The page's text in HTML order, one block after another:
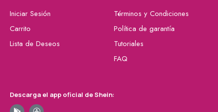
Iniciar Sesión
Carrito
Lista de Deseos
Términos y Condiciones
Política de garantía
Tutoriales
FAQ
Descarga el app oficial de Shein: